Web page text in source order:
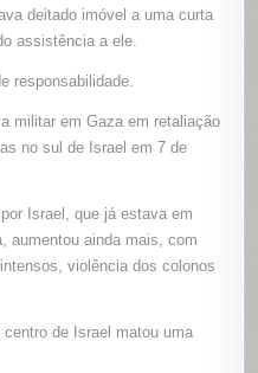
deitado imóvel a uma curta
assistência a ele.
responsabilidade.
militar em Gaza em retaliação
no sul de Israel em 7 de
Israel, que já estava em
aumentou ainda mais, com
violência dos colonos
de Israel matou uma